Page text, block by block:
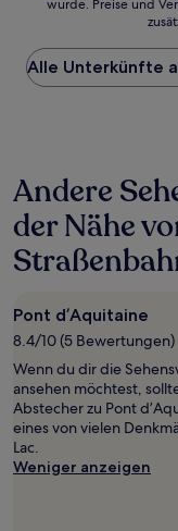
der
Preis
pro
Nacht,
24 Stunden
für
einen
Aufenthalt
mit
2 Erwachsenen
gefunden
wurde.
Preise
und
Verfügbarkeiten
können
sich
ändern.
wurde. Preise und
Alle Unterkünfte
Andere
der Nähe
Pont d’Aquitaine
8.4/10 (5 Bewertungen)
Wenn du dir die
ansehen möchtest,
Abstecher zu Pont
eines von vielen
Lac.
Weniger anzeigen